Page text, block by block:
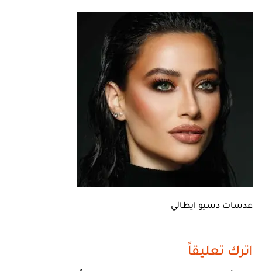
عدسات دسيو ايطالي
اترك تعليقاً